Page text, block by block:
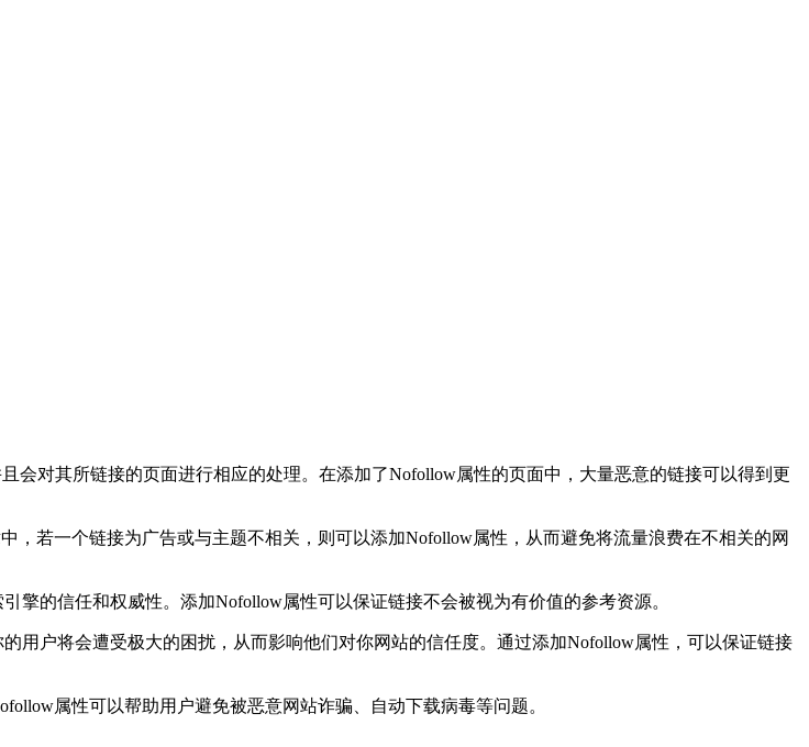
会对其所链接的页面进行相应的处理。在添加了Nofollow属性的页面中，大量恶意的链接可以得到更
若一个链接为广告或与主题不相关，则可以添加Nofollow属性，从而避免将流量浪费在不相关的网
的信任和权威性。添加Nofollow属性可以保证链接不会被视为有价值的参考资源。
用户将会遭受极大的困扰，从而影响他们对你网站的信任度。通过添加Nofollow属性，可以保证链接
属性可以帮助用户避免被恶意网站诈骗、自动下载病毒等问题。